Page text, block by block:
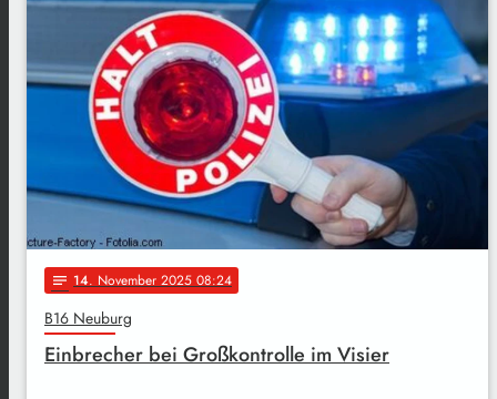
notes 14. November 2025 08:24
B16 Neuburg
Einbrecher bei Großkontrolle im Visier